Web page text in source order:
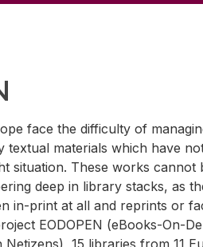
face the dif­fi­culty of
tex­tual ma­te­ri­als which have
sit­u­a­tion. These works can­not
deep in li­brary stacks, as
in-print at all and reprints or
EODOPEN (eBooks-On-
15 li­braries from 11